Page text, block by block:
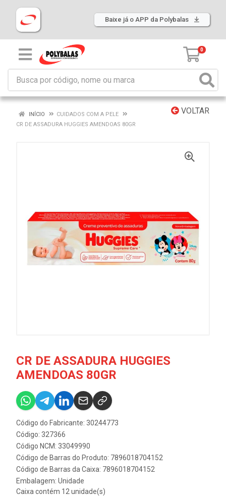
Baixe já o APP da Polybalas
0
VOLTAR
INÍCIO
CUIDADOS COM A PELE
CR DE ASSADURA HUGGIES AMENDOAS 80GR
CR DE ASSADURA HUGGIES
AMENDOAS 80GR
Código do Fabricante: 30244773
Código: 327366
Código NCM: 33049990
Código de Barras do Produto: 7896018704152
Código de Barras da Caixa: 7896018704152
Embalagem: Unidade
Caixa contém 12 unidade(s)